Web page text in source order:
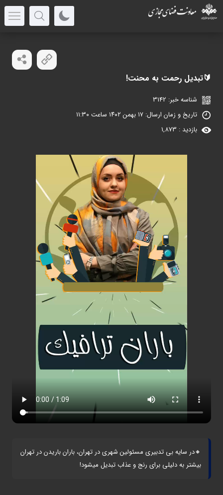
🔰تبدیل رحمت به محنت!
شناسه خبر: 3142
تاریخ و زمان ارسال: ۱۷ بهمن ۱۴۰۲ ساعت ۱۱:۳۰
بازدید : 1,873
🔸در سایه بی تدبیری مسئولین شهری در تهران، باران باریدن در تهران
بیشتر به دلیلی برای رنج و عذاب تبدیل میشود!